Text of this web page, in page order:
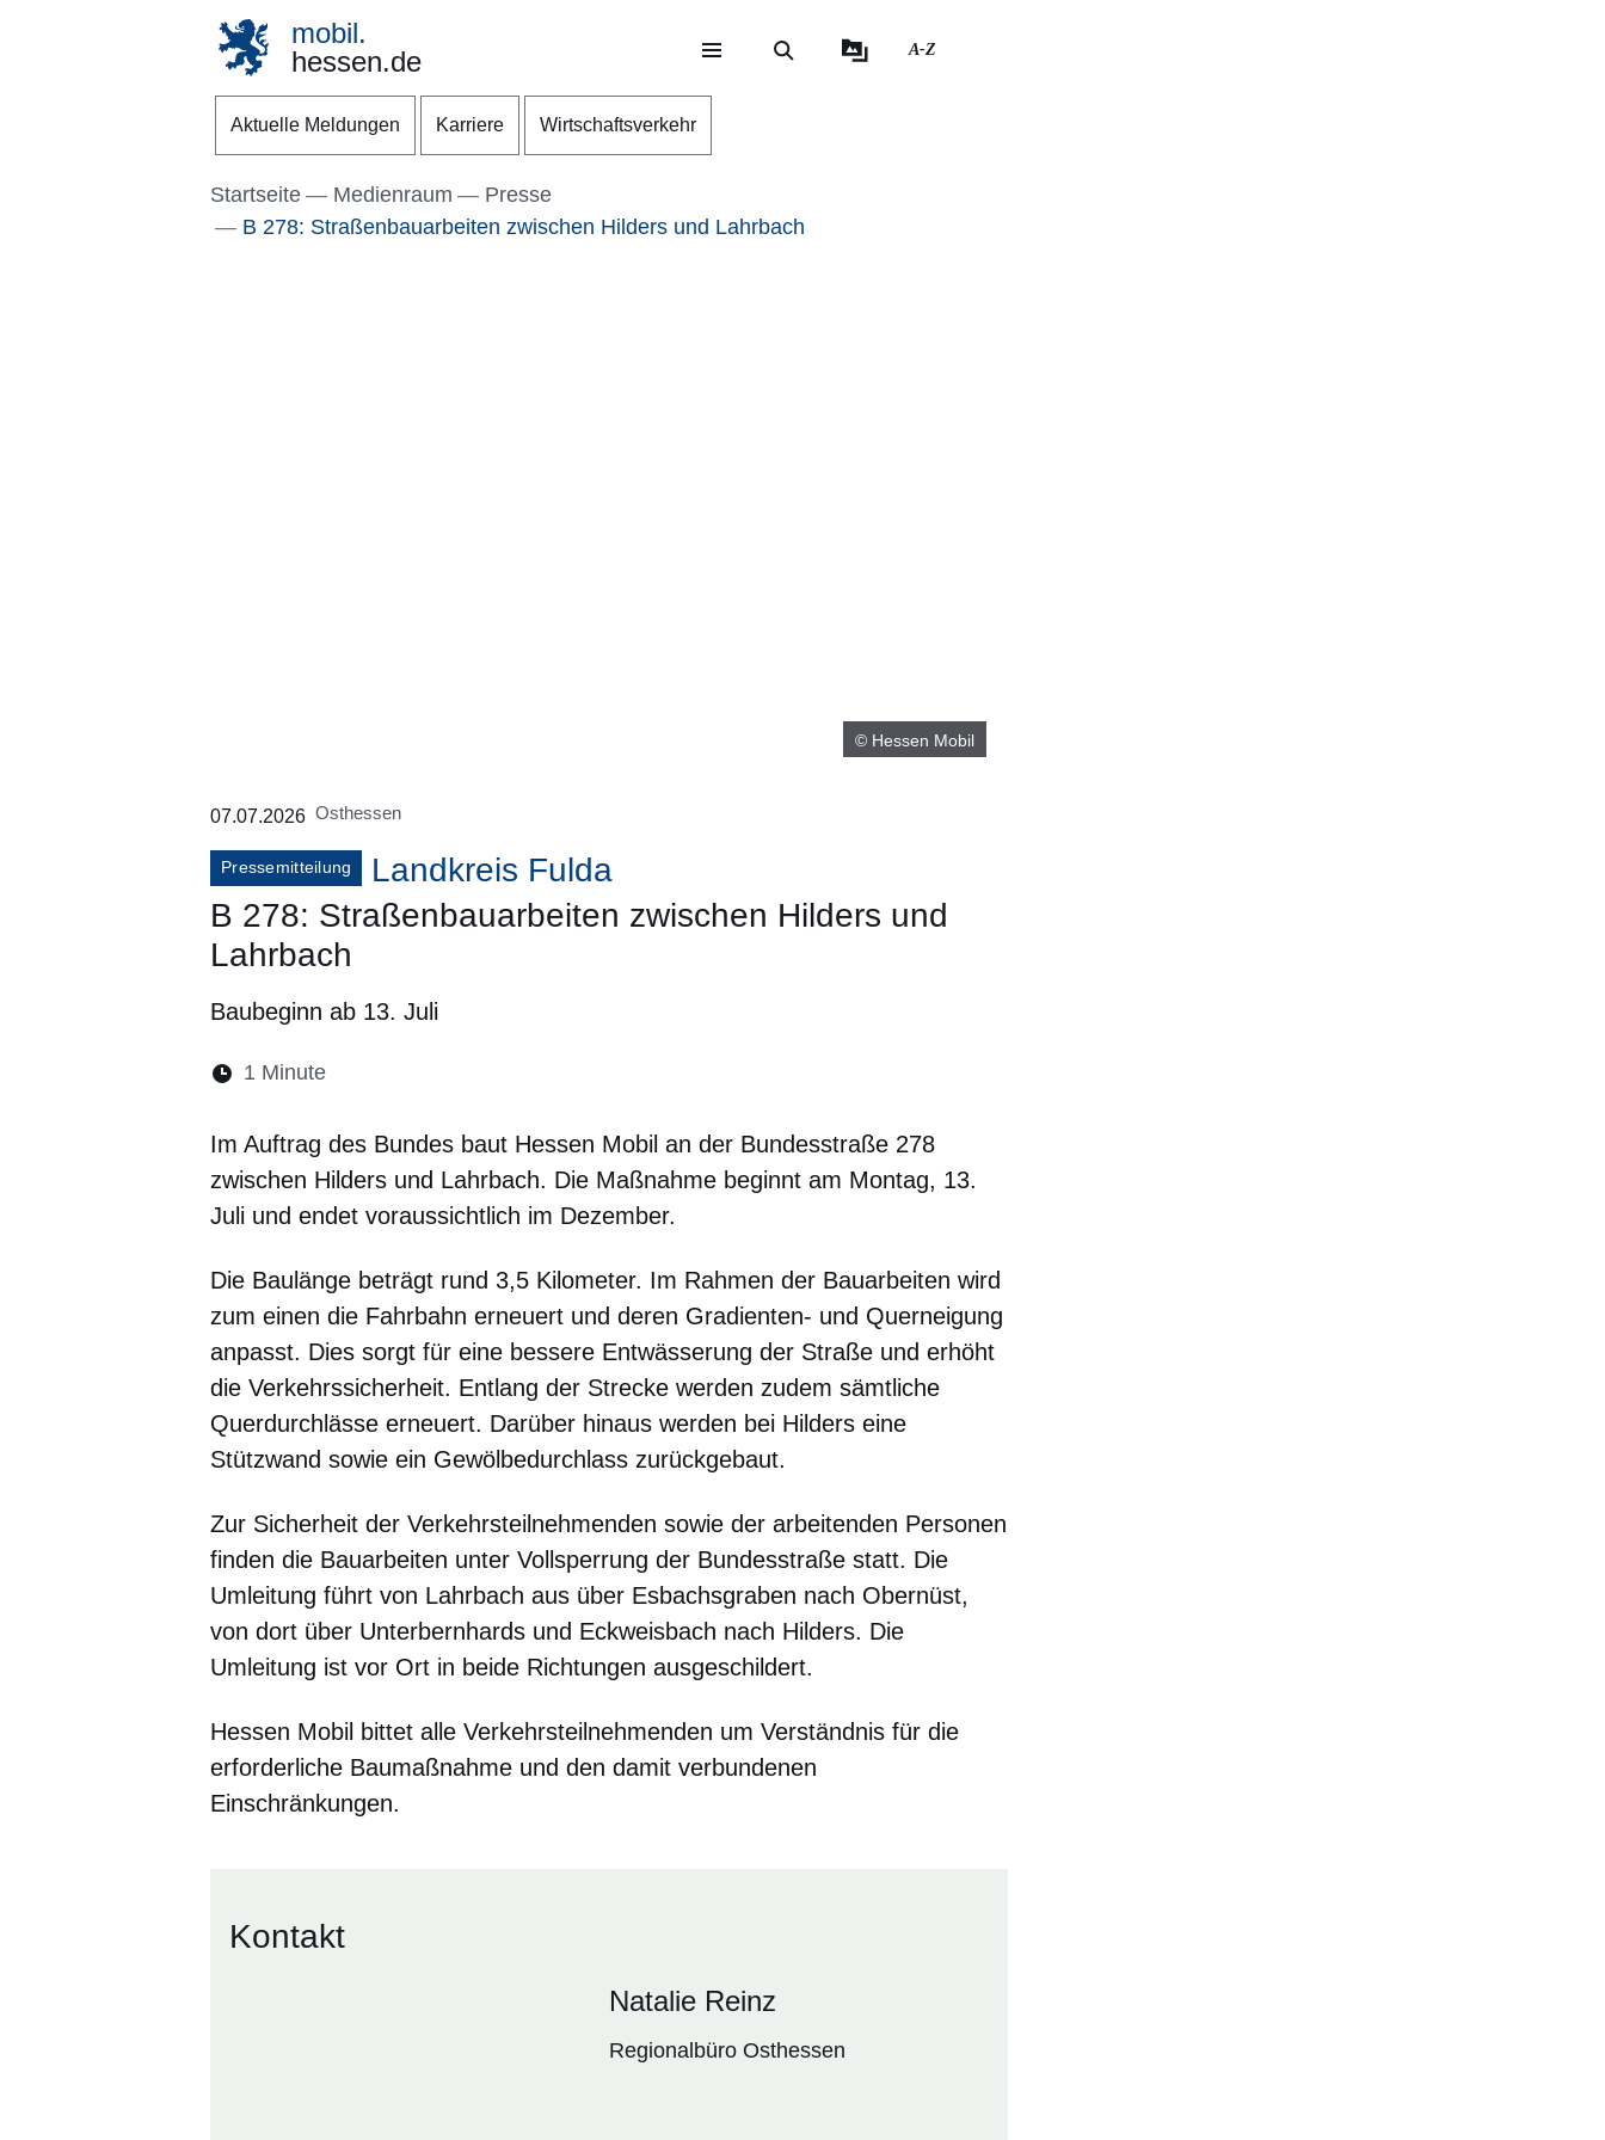
Direkt zum Kopf der Seite
Direkt zum Inhalt
Direkt zum Fuß der Seite
mobil.
hessen.de
A-Z
Aktuelle Meldungen Karriere Wirtschaftsverkehr
Startseite Medienraum
Presse
B 278: Straßenbauarbeiten zwischen Hilders und Lahrbach
© Hessen Mobil
07.07.2026 Osthessen
Pressemitteilung
Landkreis Fulda
B 278: Straßenbauarbeiten zwischen Hilders und
Lahrbach
Baubeginn ab 13. Juli
Lesedauer:
1 Minute
Im Auftrag des Bundes baut Hessen Mobil an der Bundesstraße 278
zwischen Hilders und Lahrbach. Die Maßnahme beginnt am Montag, 13.
Juli und endet voraussichtlich im Dezember.
Die Baulänge beträgt rund 3,5 Kilometer. Im Rahmen der Bauarbeiten wird
zum einen die Fahrbahn erneuert und deren Gradienten- und Querneigung
anpasst. Dies sorgt für eine bessere Entwässerung der Straße und erhöht
die Verkehrssicherheit. Entlang der Strecke werden zudem sämtliche
Querdurchlässe erneuert. Darüber hinaus werden bei Hilders eine
Stützwand sowie ein Gewölbedurchlass zurückgebaut.
Zur Sicherheit der Verkehrsteilnehmenden sowie der arbeitenden Personen
finden die Bauarbeiten unter Vollsperrung der Bundesstraße statt. Die
Umleitung führt von Lahrbach aus über Esbachsgraben nach Obernüst,
von dort über Unterbernhards und Eckweisbach nach Hilders. Die
Umleitung ist vor Ort in beide Richtungen ausgeschildert.
Hessen Mobil bittet alle Verkehrsteilnehmenden um Verständnis für die
erforderliche Baumaßnahme und den damit verbundenen
Einschränkungen.
Kontakt
Natalie Reinz
Regionalbüro Osthessen